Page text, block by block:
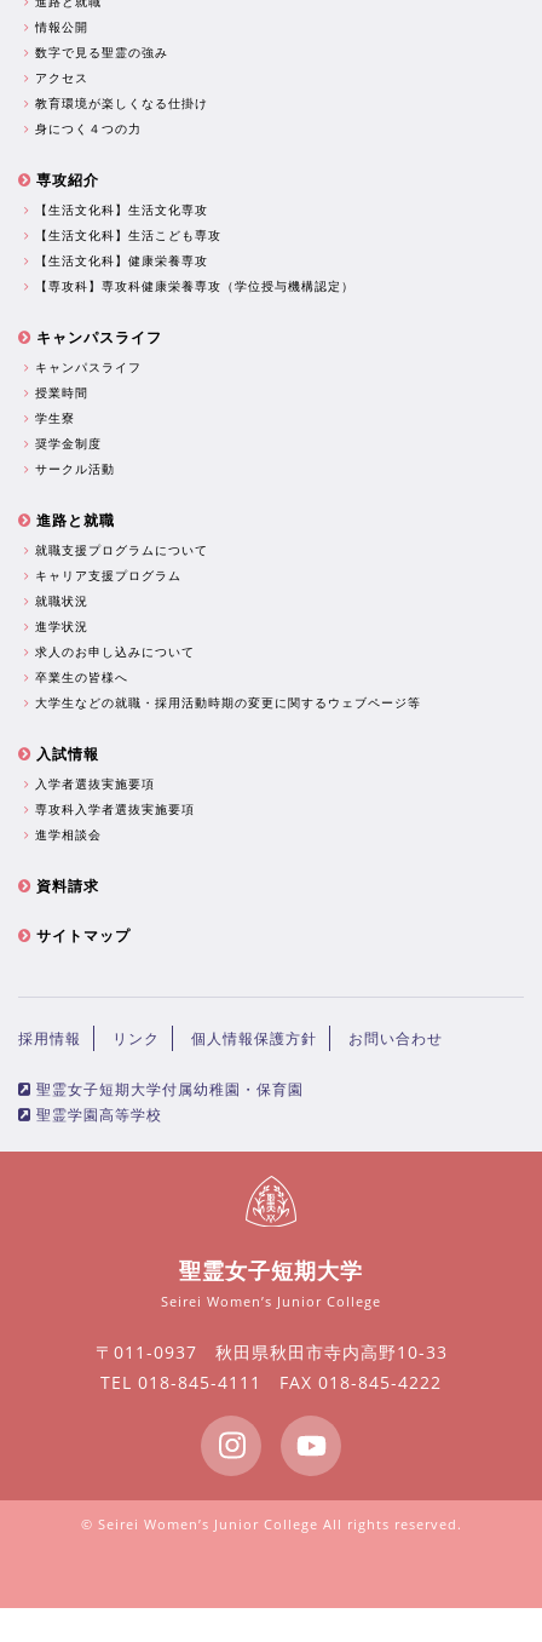
情報公開
数字で見る聖霊の強み
アクセス
教育環境が楽しくなる仕掛け
身につく４つの力
専攻紹介
【生活文化科】生活文化専攻
【生活文化科】生活こども専攻
【生活文化科】健康栄養専攻
【専攻科】専攻科健康栄養専攻（学位授与機構認定）
キャンパスライフ
キャンパスライフ
授業時間
学生寮
奨学金制度
サークル活動
進路と就職
就職支援プログラムについて
キャリア支援プログラム
就職状況
進学状況
求人のお申し込みについて
卒業生の皆様へ
大学生などの就職・採用活動時期の変更に関するウェブページ等
入試情報
入学者選抜実施要項
専攻科入学者選抜実施要項
進学相談会
資料請求
サイトマップ
採用情報 リンク 個人情報保護方針 お問い合わせ
聖霊女子短期大学付属幼稚園・保育園
聖霊学園高等学校
聖霊女子短期大学
Seirei Women’s Junior College
〒011-0937 秋田県秋田市寺内高野10-33
TEL 018-845-4111 FAX 018-845-4222
© Seirei Women’s Junior College All rights reserved.